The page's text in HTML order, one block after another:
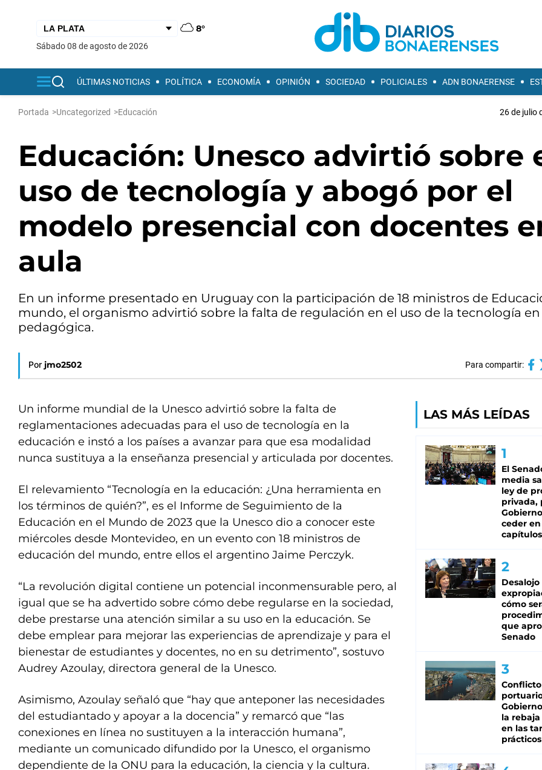
8°
sábado 08 de agosto de 2026
ÚLTIMAS NOTICIAS POLÍTICA ECONOMÍA OPINIÓN SOCIEDAD POLICIALES ADN BONAERENSE
Portada >Uncategorized >Educación 26 de julio
Educación: Unesco advirtió sobre
uso de tecnología y abogó por el
modelo presencial con docentes
aula
En un informe presentado en Uruguay con la participación de 18 ministros de
mundo, el organismo advirtió sobre la falta de regulación en el uso de la tecnología
pedagógica.
Por jmo2502 Para compartir:
Un informe mundial de la Unesco advirtió sobre la falta de
reglamentaciones adecuadas para el uso de tecnología en la
educación e instó a los países a avanzar para que esa modalidad
nunca sustituya a la enseñanza presencial y articulada por docentes.
El relevamiento “Tecnología en la educación: ¿Una herramienta en
los términos de quién?”, es el Informe de Seguimiento de la
Educación en el Mundo de 2023 que la Unesco dio a conocer este
miércoles desde Montevideo, en un evento con 18 ministros de
educación del mundo, entre ellos el argentino Jaime Perczyk.
“La revolución digital contiene un potencial inconmensurable pero, al
igual que se ha advertido sobre cómo debe regularse en la sociedad,
debe prestarse una atención similar a su uso en la educación. Se
debe emplear para mejorar las experiencias de aprendizaje y para el
bienestar de estudiantes y docentes, no en su detrimento”, sostuvo
Audrey Azoulay, directora general de la Unesco.
Asimismo, Azoulay señaló que “hay que anteponer las necesidades
del estudiantado y apoyar a la docencia” y remarcó que “las
conexiones en línea no sustituyen a la interacción humana”,
mediante un comunicado difundido por la Unesco, el organismo
dependiente de la ONU para la educación, la ciencia y la cultura.
LAS MÁS LEÍDAS
El
media
ley de
privada,
ceder
capítulos
cómo
que
Senado
Conflicto
la rebaja
en las
prácticos